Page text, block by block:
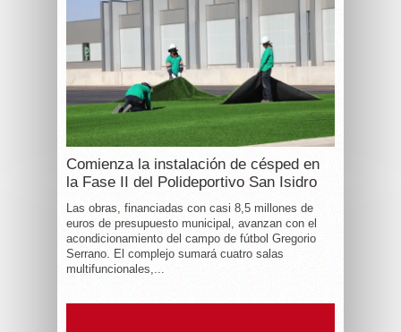
Comienza la instalación de césped en
la Fase II del Polideportivo San Isidro
Las obras, financiadas con casi 8,5 millones de
euros de presupuesto municipal, avanzan con el
acondicionamiento del campo de fútbol Gregorio
Serrano. El complejo sumará cuatro salas
multifuncionales,...